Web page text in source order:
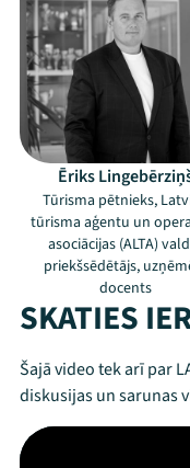
Ēriks
Tūrisma pētnieks,
tūrisma aģentu un
asociācijas (ALTA)
priekšsēdētājs,
docents
SKATIES
Šajā video tek arī par
diskusijas un sarunas